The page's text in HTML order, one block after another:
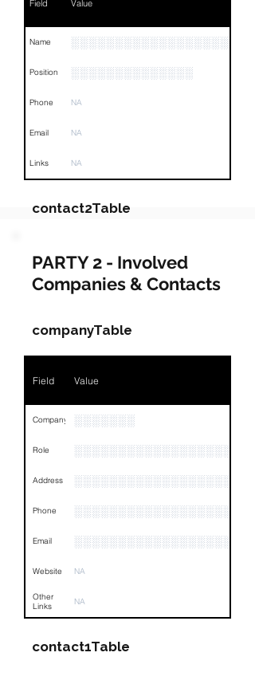
Field Value
Name
Position ░░░░░░░░░░░░░░
Phone NA
Email NA
Links NA
contact2Table
Field Value
Name
Position
Phone NA
Email
Links
PARTY 2 - Involved
Companies & Contacts
companyTable
Field Value
Company ░░░░░░░
Role
Address
Phone
Email
Website NA
Other
Links
NA
contact1Table